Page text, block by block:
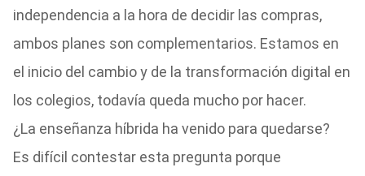
independencia a la hora de decidir las compras,
ambos planes son complementarios. Estamos en
el inicio del cambio y de la transformación digital en
los colegios, todavía queda mucho por hacer.
¿La enseñanza híbrida ha venido para quedarse?
Es difícil contestar esta pregunta porque